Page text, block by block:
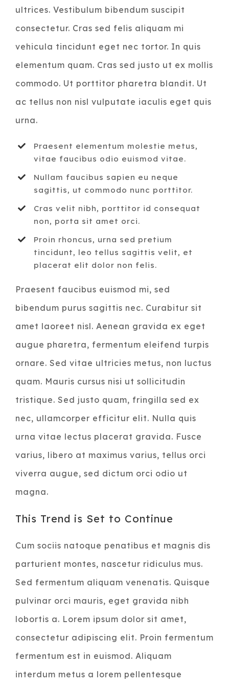
ultrices. Vestibulum bibendum suscipit
consectetur. Cras sed felis aliquam mi
vehicula tincidunt eget nec tortor. In quis
elementum quam. Cras sed justo ut ex mollis
commodo. Ut porttitor pharetra blandit. Ut
ac tellus non nisl vulputate iaculis eget quis
urna.
Praesent elementum molestie metus,
vitae faucibus odio euismod vitae.
Nullam faucibus sapien eu neque
sagittis, ut commodo nunc porttitor.
Cras velit nibh, porttitor id consequat
non, porta sit amet orci.
Proin rhoncus, urna sed pretium
tincidunt, leo tellus sagittis velit, et
placerat elit dolor non felis.
Praesent faucibus euismod mi, sed
bibendum purus sagittis nec. Curabitur sit
amet laoreet nisl. Aenean gravida ex eget
augue pharetra, fermentum eleifend turpis
ornare. Sed vitae ultricies metus, non luctus
quam. Mauris cursus nisi ut sollicitudin
tristique. Sed justo quam, fringilla sed ex
nec, ullamcorper efficitur elit. Nulla quis
urna vitae lectus placerat gravida. Fusce
varius, libero at maximus varius, tellus orci
viverra augue, sed dictum orci odio ut
magna.
This Trend is Set to Continue
Cum sociis natoque penatibus et magnis dis
parturient montes, nascetur ridiculus mus.
Sed fermentum aliquam venenatis. Quisque
pulvinar orci mauris, eget gravida nibh
lobortis a. Lorem ipsum dolor sit amet,
consectetur adipiscing elit. Proin fermentum
fermentum est in euismod. Aliquam
interdum metus a lorem pellentesque